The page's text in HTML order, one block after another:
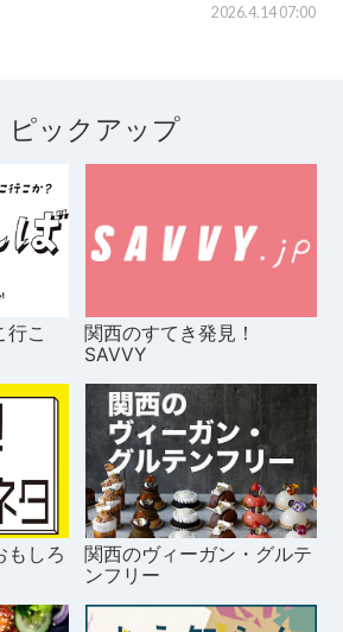
2026.4.14 07:00
ピックアップ
行こ
関西のすてき発見！
SAVVY
もしろ
関西のヴィーガン・グルテ
ンフリー